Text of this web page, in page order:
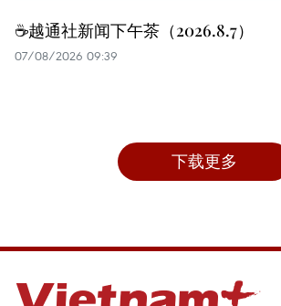
☕️越通社新闻下午茶（2026.8.7）
07/08/2026 09:39
下载更多